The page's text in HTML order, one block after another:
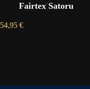
Fairtex Satoru
54,95 €